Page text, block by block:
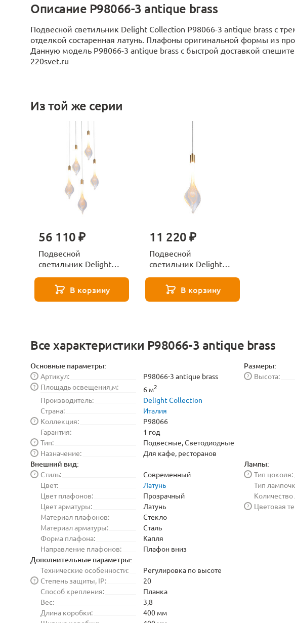
Описание P98066-3 antique brass
Подвесной светильник Delight Collection P98066-3 antique brass с
отделкой состаренная латунь. Плафоны оригинальной формы из
Данную модель P98066-3 antique brass с быстрой доставкой
220svet.ru
Из той же серии
56 110 ₽
Подвесной
светильник Delight
antique brassВ корзину
11 220 ₽
Подвесной
светильник Delight
antique brassВ корзину
Все характеристики P98066-3 antique brass
Основные параметры:
Артикул:
?
P98066-3 antique brass
Площадь освещения,м:
? 6 м2
Производитель:
Delight Collection
Страна:
Италия
Коллекция:
?
P98066
Гарантия:
1 год
Тип:
?
Подвесные, Светодиодные
Назначение:
? Для кафе, ресторанов
Размеры:
Высота:
?
Внешний вид:
Стиль:
?
Современный
Цвет:
Латунь
Цвет плафонов:
Прозрачный
Цвет арматуры:
Латунь
Материал плафонов:
Стекло
Материал арматуры:
Сталь
Форма плафона:
Капля
Направление плафонов:
Плафон вниз
Лампы:
Тип цоколя:
?
Тип
Цветовая
?
Дополнительные параметры:
Технические особенности:
Регулировка по высоте
Степень защиты, IP:
?
20
Способ крепления:
Планка
Вес:
3,8
Длина коробки:
400 мм